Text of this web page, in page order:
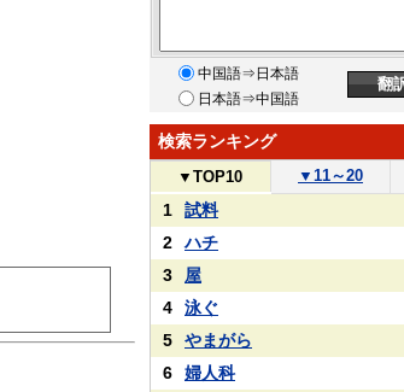
中国語⇒日本語
日本語⇒中国語
検索ランキング
▼ TOP10 ▼ 11～20
1
試料
2
ハチ
3
屋
4
泳ぐ
5
やまがら
6
婦人科